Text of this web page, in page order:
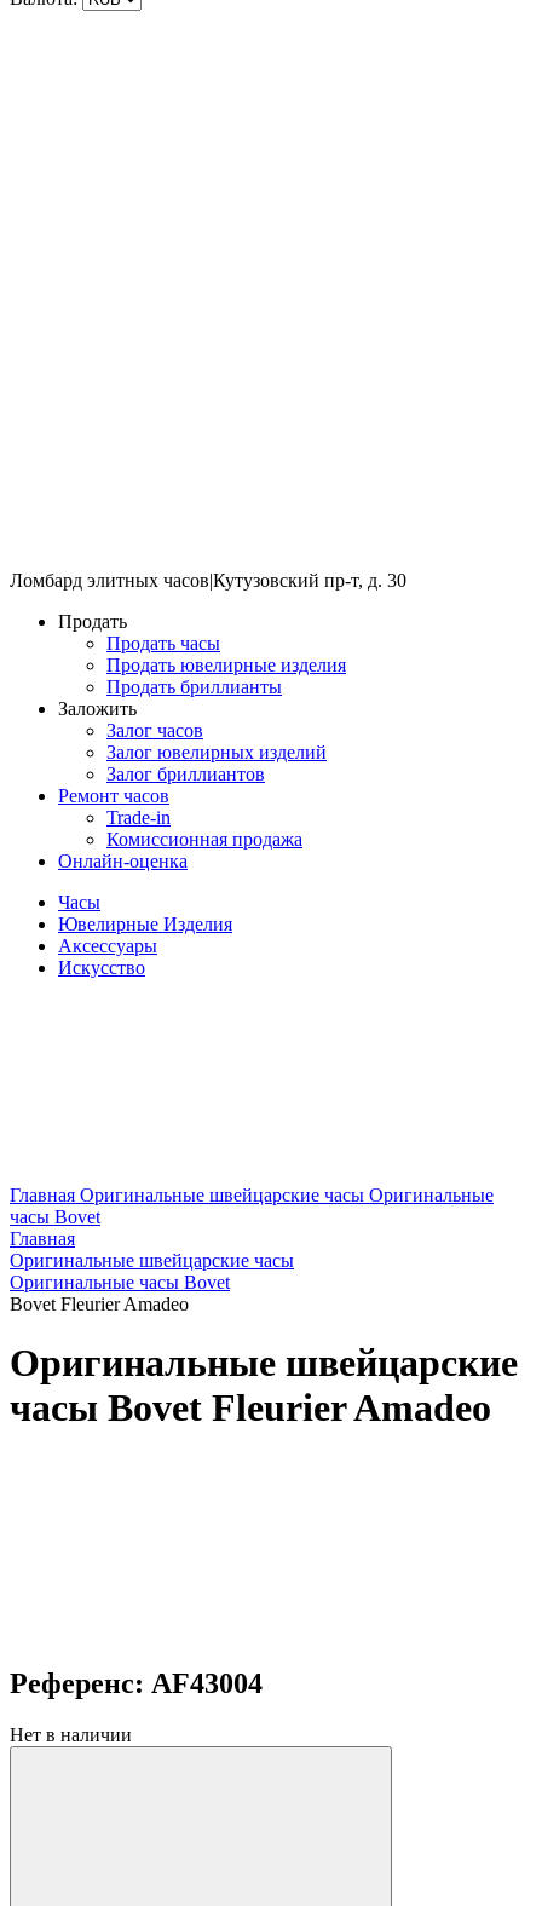
Ломбард элитных часов|Кутузовский пр-т, д. 30
Продать
Продать часы
Продать ювелирные изделия
Продать бриллианты
Заложить
Залог часов
Залог ювелирных изделий
Залог бриллиантов
Ремонт часов
Trade-in
Комиссионная продажа
Онлайн-оценка
Часы
Ювелирные Изделия
Аксессуары
Искусство
Главная Оригинальные швейцарские часы Оригинальные
часы Bovet
Главная
Оригинальные швейцарские часы
Оригинальные часы Bovet
Bovet Fleurier Amadeo
Оригинальные швейцарские
часы Bovet Fleurier Amadeo
Референс: AF43004
Нет в наличии